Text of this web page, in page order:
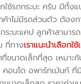
ใช้รถกระบะ ครับ มีทั้ง
าไม่มีรถส่วนตัว ต้องก
ระบะแคป ลูกค้าสามา
ที่ทางเราแนะนำเลือกใ
ที่ขนาดเล็กที่สุด เหมาะ
นโด อพาร์ทเม้นท์ ที่มี